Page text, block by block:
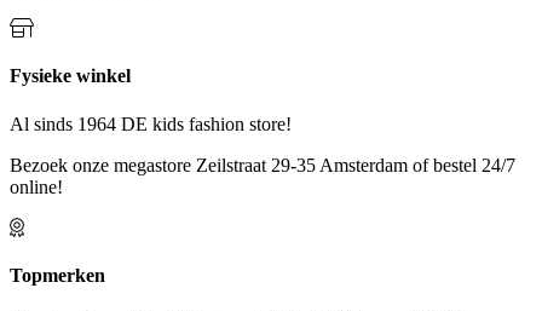
Fysieke winkel
Al sinds 1964 DE kids fashion store!
Bezoek onze megastore Zeilstraat 29-35 Amsterdam of bestel 24/7
online!
Topmerken